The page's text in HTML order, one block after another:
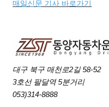
매일신문 기사 바로가기
대구 북구 매천로2길 58-52
3호선 팔달역 5분거리
053)314-8888